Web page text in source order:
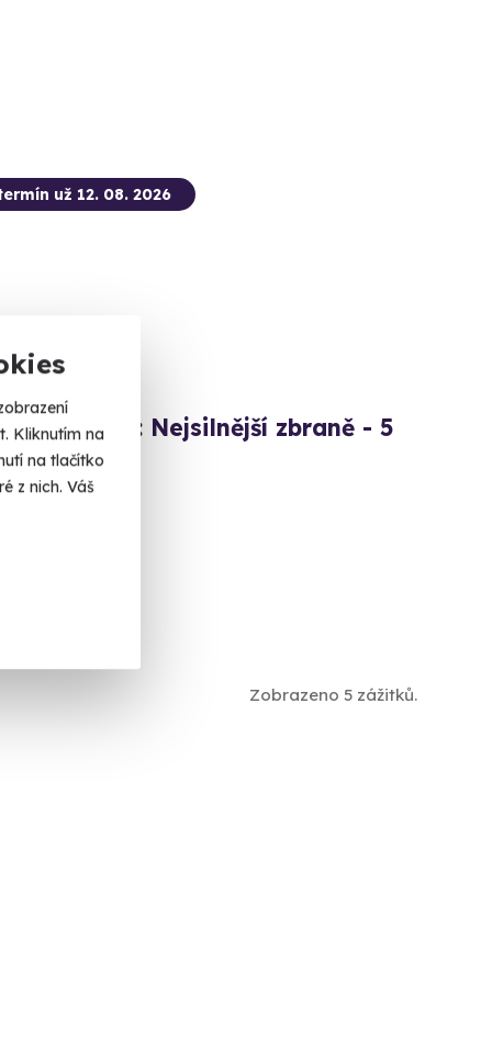
Kliknutím na
na tlačítko
z nich. Váš
už 12. 08. 2026
střelba: Nejsilnější zbraně - 5
výstřelů!
Zobrazeno 5 zážitků.